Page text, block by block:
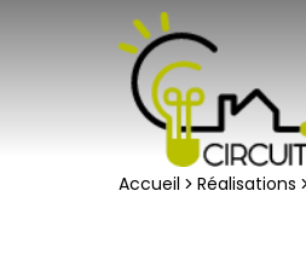
Accueil Réalisations